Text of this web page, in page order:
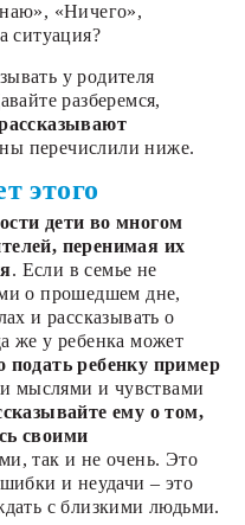
«Ничего»,
ситуация?
у родителя
разберемся,
перечислили ниже.
этого
дети во многом
перенимая их
. Если в семье не
о прошедшем дне,
и рассказывать о
же у ребенка может
подать ребенку пример
мыслями и чувствами
ему о том,
своими
так и не очень. Это
и неудачи – это
с близкими людьми.